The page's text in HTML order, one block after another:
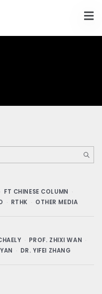
· FT CHINESE COLUMN ·
· RTHK · OTHER MEDIA
· PROF. ZHIXI WAN ·
· DR. YIFEI ZHANG